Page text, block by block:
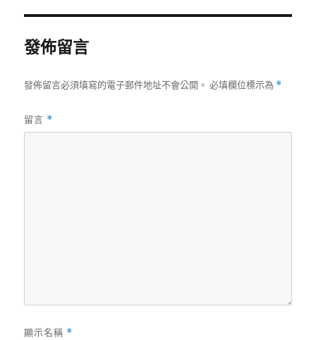
發佈留言
發佈留言必須填寫的電子郵件地址不會公開。 必填欄位標示為 *
留言 *
顯示名稱 *